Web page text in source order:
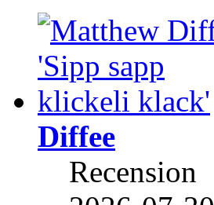
Diffee
Recension